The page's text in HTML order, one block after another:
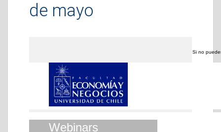
de mayo
Si no
Webinars